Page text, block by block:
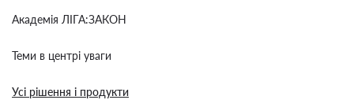
Академія ЛІГА:ЗАКОН
Теми в центрі уваги
Усі рішення і продукти